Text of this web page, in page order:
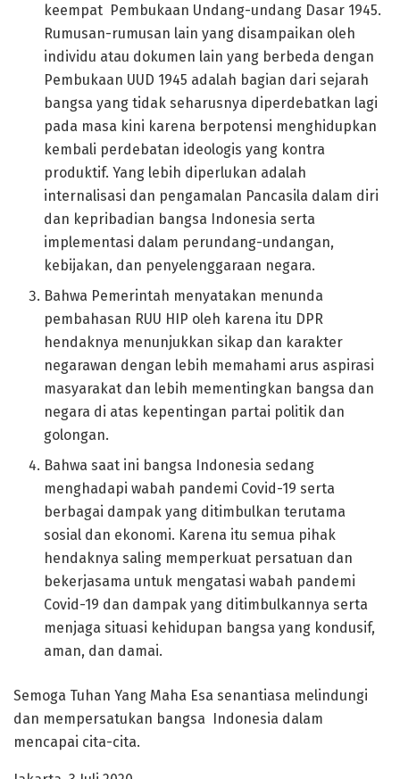
keempat Pembukaan Undang-undang Dasar 1945.
Rumusan-rumusan lain yang disampaikan oleh
individu atau dokumen lain yang berbeda dengan
Pembukaan UUD 1945 adalah bagian dari sejarah
bangsa yang tidak seharusnya diperdebatkan lagi
pada masa kini karena berpotensi menghidupkan
kembali perdebatan ideologis yang kontra
produktif. Yang lebih diperlukan adalah
internalisasi dan pengamalan Pancasila dalam diri
dan kepribadian bangsa Indonesia serta
implementasi dalam perundang-undangan,
kebijakan, dan penyelenggaraan negara.
Bahwa Pemerintah menyatakan menunda
pembahasan RUU HIP oleh karena itu DPR
hendaknya menunjukkan sikap dan karakter
negarawan dengan lebih memahami arus aspirasi
masyarakat dan lebih mementingkan bangsa dan
negara di atas kepentingan partai politik dan
golongan.
Bahwa saat ini bangsa Indonesia sedang
menghadapi wabah pandemi Covid-19 serta
berbagai dampak yang ditimbulkan terutama
sosial dan ekonomi. Karena itu semua pihak
hendaknya saling memperkuat persatuan dan
bekerjasama untuk mengatasi wabah pandemi
Covid-19 dan dampak yang ditimbulkannya serta
menjaga situasi kehidupan bangsa yang kondusif,
aman, dan damai.
Semoga Tuhan Yang Maha Esa senantiasa melindungi
dan mempersatukan bangsa Indonesia dalam
mencapai cita-cita.